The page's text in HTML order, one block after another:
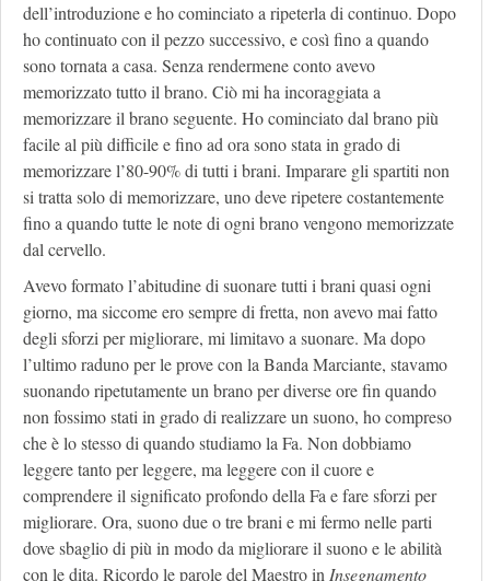
dell’introduzione e ho cominciato a ripeterla di continuo. Dopo
ho continuato con il pezzo successivo, e così fino a quando
sono tornata a casa. Senza rendermene conto avevo
memorizzato tutto il brano. Ciò mi ha incoraggiata a
memorizzare il brano seguente. Ho cominciato dal brano più
facile al più difficile e fino ad ora sono stata in grado di
memorizzare l’80-90% di tutti i brani. Imparare gli spartiti non
si tratta solo di memorizzare, uno deve ripetere costantemente
fino a quando tutte le note di ogni brano vengono memorizzate
dal cervello.
Avevo formato l’abitudine di suonare tutti i brani quasi ogni
giorno, ma siccome ero sempre di fretta, non avevo mai fatto
degli sforzi per migliorare, mi limitavo a suonare. Ma dopo
l’ultimo raduno per le prove con la Banda Marciante, stavamo
suonando ripetutamente un brano per diverse ore fin quando
non fossimo stati in grado di realizzare un suono, ho compreso
che è lo stesso di quando studiamo la Fa. Non dobbiamo
leggere tanto per leggere, ma leggere con il cuore e
comprendere il significato profondo della Fa e fare sforzi per
migliorare. Ora, suono due o tre brani e mi fermo nelle parti
dove sbaglio di più in modo da migliorare il suono e le abilità
con le dita. Ricordo le parole del Maestro inInsegnamento